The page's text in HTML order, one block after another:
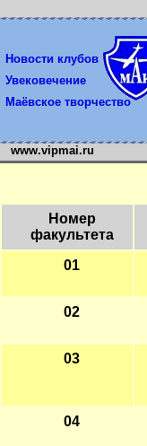
Новости клубов
Увековечение
Маёвское творчество
www.vipmai.ru
Номер
факультета
01
02
03
04